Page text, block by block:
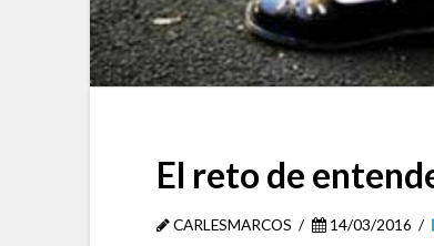
El reto de
CARLESMARCOS 14/03/2016